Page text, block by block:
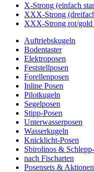
X-Strong (einfach
XXX-Strong
XXX-Strong rot/gold
Auftriebskugeln
Bodentaster
Elektroposen
Feststellposen
Forellenposen
Inline Posen
Pilotkugeln
Segelposen
Stipp-Posen
Unterwasserposen
Wasserkugeln
Knicklicht-Posen
Sbirolinos &
nach Fischarten
Posensets & Aktionen